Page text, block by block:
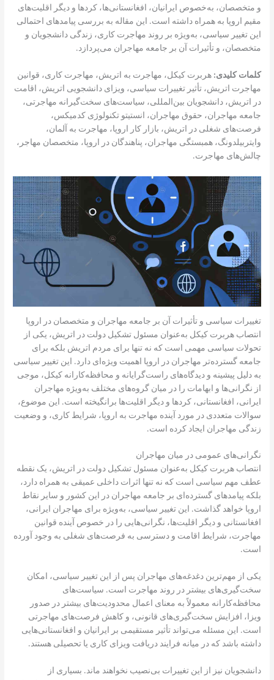
و متخصصان، به‌خصوص ایرانیان، افغانستانی‌ها، کردها و دیگر اقلیت‌های
مقیم اروپا به همراه داشته است. این مقاله به بررسی پیامدهای احتمالی
این تغییر سیاسی، به‌ویژه بر روند مهاجرت کاری، زندگی دانشجویان و
متخصصان، و تأثیرات آن بر جامعه مهاجران می‌پردازد.
کلمات کلیدی: هربرت کیکل، مهاجرت به اتریش، مهاجرت کاری، قوانین
مهاجرت اتریش، تأثیر تغییرات سیاسی، ویزای دانشجویی اتریش، اقامت
در اتریش، دانشجویان بین‌المللی، سیاست‌های سخت‌گیرانه مهاجرتی،
جامعه مهاجران، حقوق مهاجران، انستیتو تکنولوژی کدمیکس،
فرصت‌های شغلی در اتریش، بازار کار اروپا، مهاجرت به آلمان،
وایتربیلدونگ، همبستگی مهاجران، پناهندگان در اروپا، متخصصان مهاجر،
چالش‌های مهاجرت.
تغییرات سیاسی و تأثیرات آن بر جامعه مهاجران و متخصصان در اروپا
انتصاب هربرت کیکل به‌عنوان مسئول تشکیل دولت در اتریش، یکی از
تحولات سیاسی مهمی است که نه تنها برای مردم اتریش بلکه برای
جامعه گسترده‌تر مهاجران در اروپا اهمیت ویژه‌ای دارد. این تغییر سیاسی
به دلیل پیشینه و دیدگاه‌های راست‌گرایانه و محافظه‌کارانه کیکل، موجی
از نگرانی‌ها و ابهامات را در میان گروه‌های مختلف به‌ویژه مهاجران
ایرانی، افغانستانی، کردها و دیگر اقلیت‌ها برانگیخته است. این موضوع،
سوالات متعددی در مورد آینده مهاجرت به اروپا، شرایط کاری، و وضعیت
زندگی مهاجران ایجاد کرده است.
نگرانی‌های عمومی در میان مهاجران
انتصاب هربرت کیکل به‌عنوان مسئول تشکیل دولت در اتریش، یک نقطه
عطف مهم سیاسی است که نه تنها اثرات داخلی عمیقی به همراه دارد،
بلکه پیامدهای گسترده‌ای بر جامعه مهاجران در این کشور و سایر نقاط
اروپا خواهد گذاشت. این تغییر سیاسی، به‌ویژه برای مهاجران ایرانی،
افغانستانی و دیگر اقلیت‌ها، نگرانی‌هایی را در خصوص آینده قوانین
مهاجرت، شرایط اقامت و دسترسی به فرصت‌های شغلی به وجود آورده
است.
یکی از مهم‌ترین دغدغه‌های مهاجران پس از این تغییر سیاسی، امکان
سخت‌گیری‌های بیشتر در روند مهاجرت است. سیاست‌های
محافظه‌کارانه معمولاً به معنای اعمال محدودیت‌های بیشتر در صدور
ویزا، افزایش سخت‌گیری‌های قانونی، و کاهش فرصت‌های مهاجرتی
است. این مسئله می‌تواند تأثیر مستقیمی بر ایرانیان و افغانستانی‌هایی
داشته باشد که در میانه فرایند دریافت ویزای کاری یا تحصیلی هستند.
دانشجویان نیز از این تغییرات بی‌نصیب نخواهند ماند. بسیاری از